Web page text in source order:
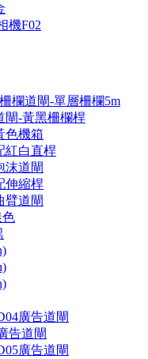
機F02
欄道閘-單層柵欄5m
閘-黃黑柵欄桿
色機箱
紅白直桿
沫道閘
伸縮桿
臂道閘
色
廣告道閘
告道閘
廣告道閘